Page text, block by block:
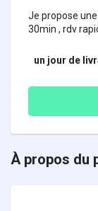
Je propose
30min , rdv
un jour de
À propos du